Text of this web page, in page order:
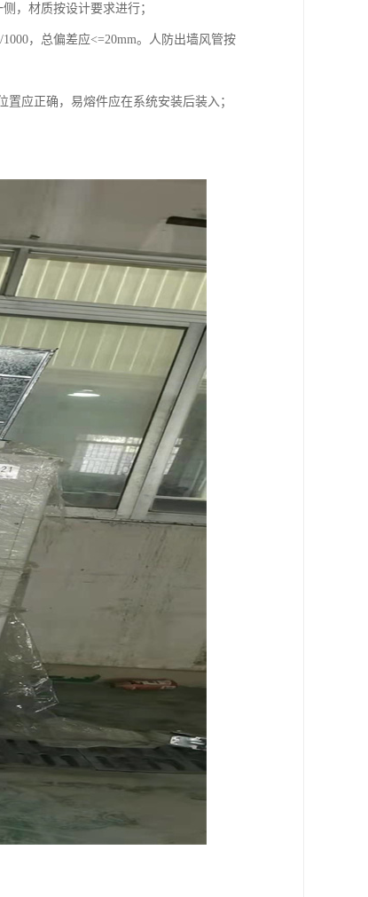
，材质按设计要求进行；
，总偏差应<=20mm。人防出墙风管按
应正确，易熔件应在系统安装后装入；